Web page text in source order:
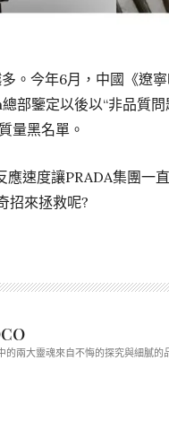
。今年6月，中國《遼
部鑒定以後以“非品質
量黑名單。
速度讓PRADA集團一
招來拯救呢?
的兩大靈魂來自不悔的探究與細膩的